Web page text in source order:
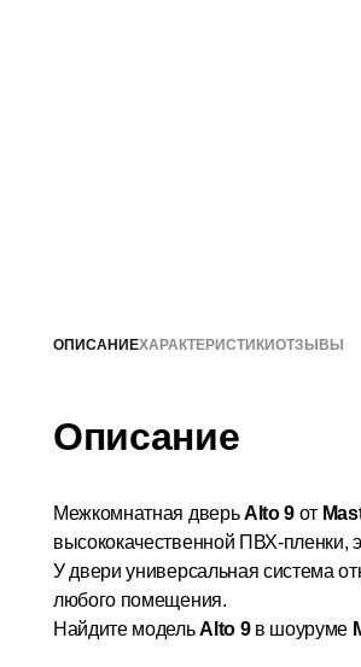
ОПИСАНИЕХАРАКТЕРИСТИКИОТЗЫВЫ
Описание
Межкомнатная дверьAlto 9 от
высококачественной ПВХ-пленки,
У двери универсальная система
любого помещения.
Найдите модельAlto 9 в шоуруме